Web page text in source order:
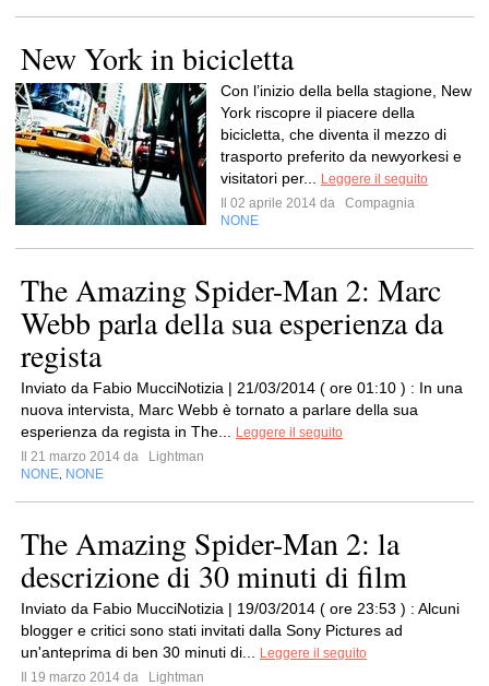
New York in bicicletta
Con l’inizio della bella stagione, New
York riscopre il piacere della
bicicletta, che diventa il mezzo di
trasporto preferito da newyorkesi e
visitatori per...
Leggere il seguito
Il 02 aprile 2014 da
Compagnia
NONE
The Amazing Spider-Man 2: Marc
Webb parla della sua esperienza da
regista
Inviato da Fabio MucciNotizia | 21/03/2014 ( ore 01:10 ) : In una
nuova intervista, Marc Webb è tornato a parlare della sua
esperienza da regista in The...
Leggere il seguito
Il 21 marzo 2014 da
Lightman
NONE NONE
The Amazing Spider-Man 2: la
descrizione di 30 minuti di film
Inviato da Fabio MucciNotizia | 19/03/2014 ( ore 23:53 ) : Alcuni
blogger e critici sono stati invitati dalla Sony Pictures ad
un'anteprima di ben 30 minuti di...
Leggere il seguito
Il 19 marzo 2014 da
Lightman